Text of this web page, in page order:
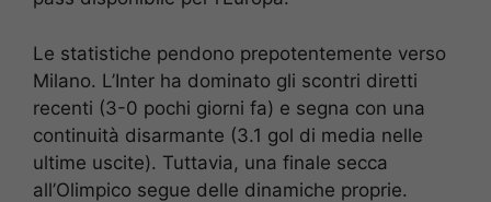
Le statistiche pendono prepotentemente verso
Milano. L’Inter ha dominato gli scontri diretti
recenti (3-0 pochi giorni fa) e segna con una
continuità disarmante (3.1 gol di media nelle
ultime uscite). Tuttavia, una finale secca
all’Olimpico segue delle dinamiche proprie.